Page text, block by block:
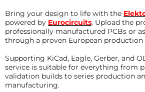
Bring your design to life with the
powered by Eurocircuits. Upload the
professionally manufactured PCBs or
through a proven European
Supporting KiCad, Eagle, Gerber, and
service is suitable for everything from
validation builds to series production
manufacturing.